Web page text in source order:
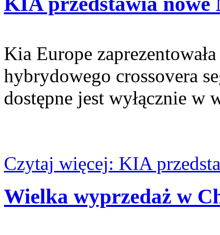
Kia Europe
hybrydowego crossovera
dostępne jest wyłącznie w
Czytaj więcej: KIA
Wielka wyprzedaż w